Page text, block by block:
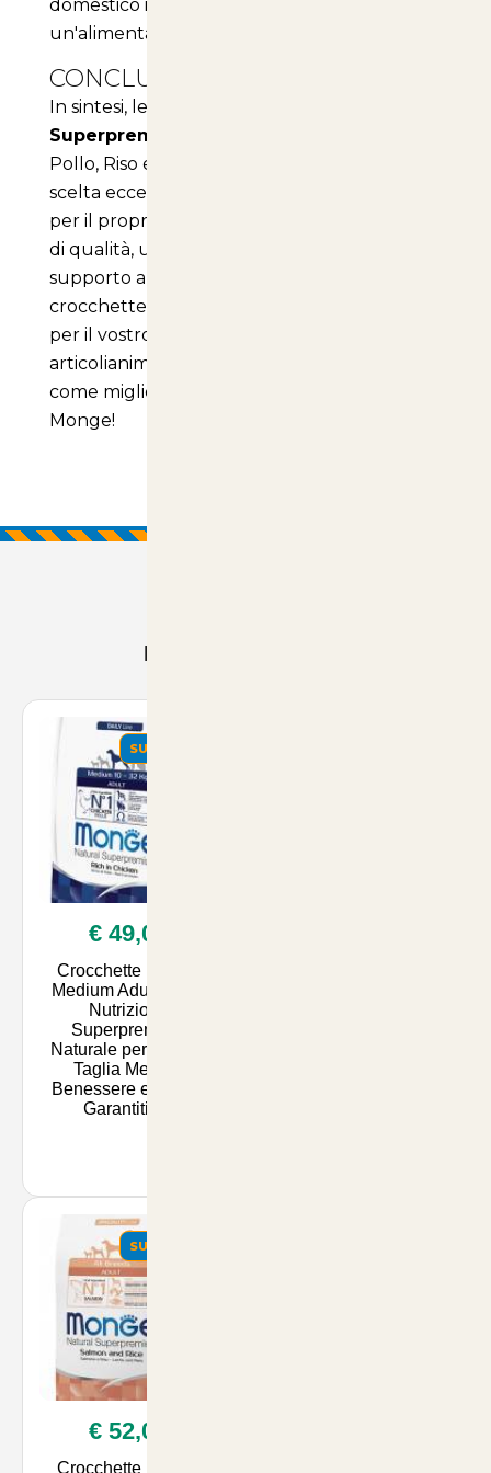
domestico il meglio, con la certezza di
un'alimentazione sana e bilanciata.
CONCLUSIONI
In sintesi, le
Superpremium Speciality Line Adult
Pollo, Riso e Patate rappresentano una
scelta eccellente per chi desidera il meglio
per il proprio cane. Con un mix di ingredienti
di qualità, un'ottima digeribilità e un
supporto alla salute generale, queste
crocchette sono un vero e proprio regalo
per il vostro amico a quattro zampe. Visitate
articolianimali.net
come migliorare la vita del vostro cane con
Monge!
Prodotti Consigliati
SUMMER
€ 49,00
Crocchette Monge
Medium Adult 12kg:
Nutrizione
Superpremium
Naturale per Cani di
Taglia Media -
Benessere e Salute
Garantiti | A
SUMMER
€ 52,00
Crocchette Monge